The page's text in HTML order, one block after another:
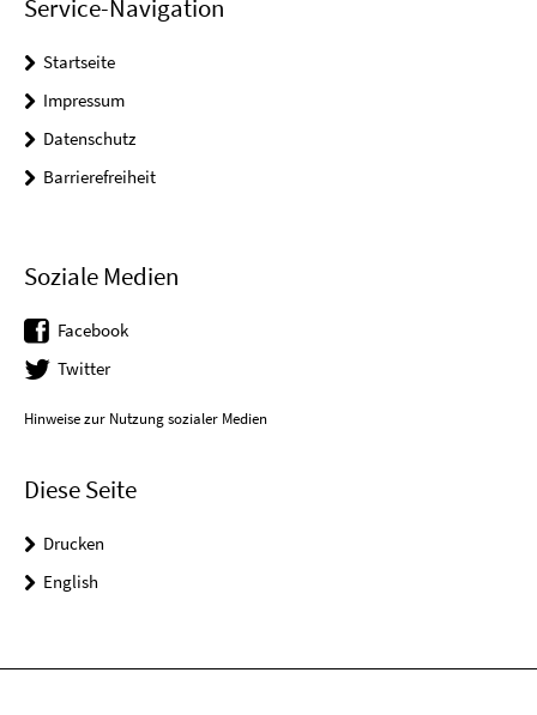
Service-Navigation
Startseite
Impressum
Datenschutz
Barrierefreiheit
Soziale Medien
Facebook
Twitter
Hinweise zur Nutzung sozialer Medien
Diese Seite
Drucken
English